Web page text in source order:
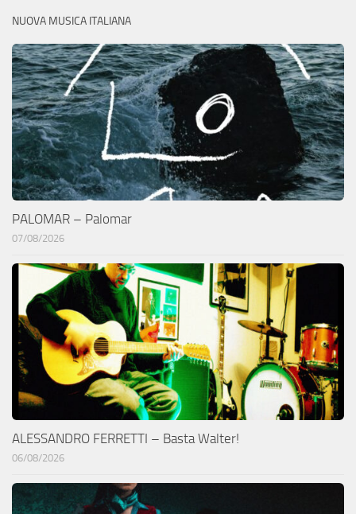
NUOVA MUSICA ITALIANA
PALOMAR – Palomar
07/08/2026
ALESSANDRO FERRETTI – Basta Walter!
06/08/2026